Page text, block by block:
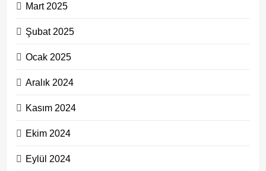
Mart 2025
Şubat 2025
Ocak 2025
Aralık 2024
Kasım 2024
Ekim 2024
Eylül 2024